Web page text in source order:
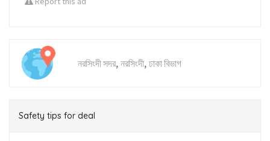
নরসিংদী সদর, নরসিংদী, ঢাকা বিভাগ
Safety tips for deal